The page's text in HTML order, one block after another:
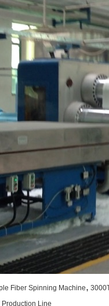
Fiber Spinning Machine,
Line